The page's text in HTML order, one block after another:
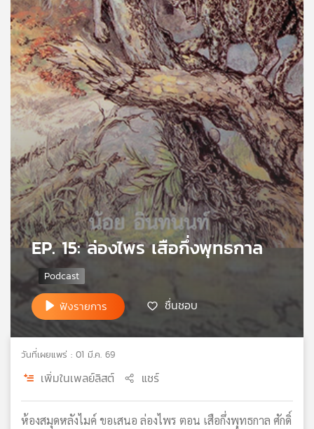
ข่าว
และ
กิจกรรม
เกี่ยว
เรา
เครือ
ข่าย
วิทยุ
ไทย
บี
เอส
แผนที่
วิทยุ
เครือ
EP. 15: ล่องไพร เสือกึ่งพุทธกาล
ฟังรายการ ชื่นชอบ
วันที่เผยแพร่ : 01 มี.ค. 69
เพิ่มในเพลย์ลิสต์ แชร์
ห้องสมุดหลังไมค์ ขอเสนอ ล่องไพร ตอน เสือกึ่งพุทธกาล ศักดิ์